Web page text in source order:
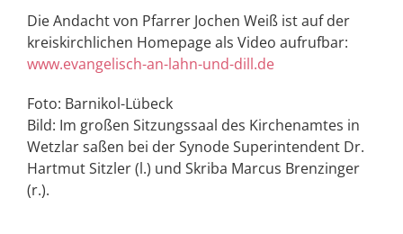
Die Andacht von Pfarrer Jochen Weiß ist auf der
kreiskirchlichen Homepage als Video aufrufbar:
www.evangelisch-an-lahn-und-dill.de
Foto: Barnikol-Lübeck
Bild: Im großen Sitzungssaal des Kirchenamtes in
Wetzlar saßen bei der Synode Superintendent Dr.
Hartmut Sitzler (l.) und Skriba Marcus Brenzinger
(r.).